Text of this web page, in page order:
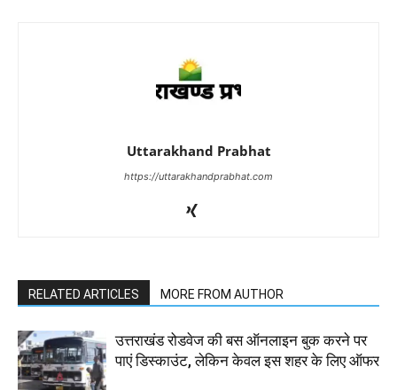
Uttarakhand Prabhat
https://uttarakhandprabhat.com
RELATED ARTICLES MORE FROM AUTHOR
उत्तराखंड रोडवेज की बस ऑनलाइन बुक करने पर
पाएं डिस्काउंट, लेकिन केवल इस शहर के लिए ऑफर